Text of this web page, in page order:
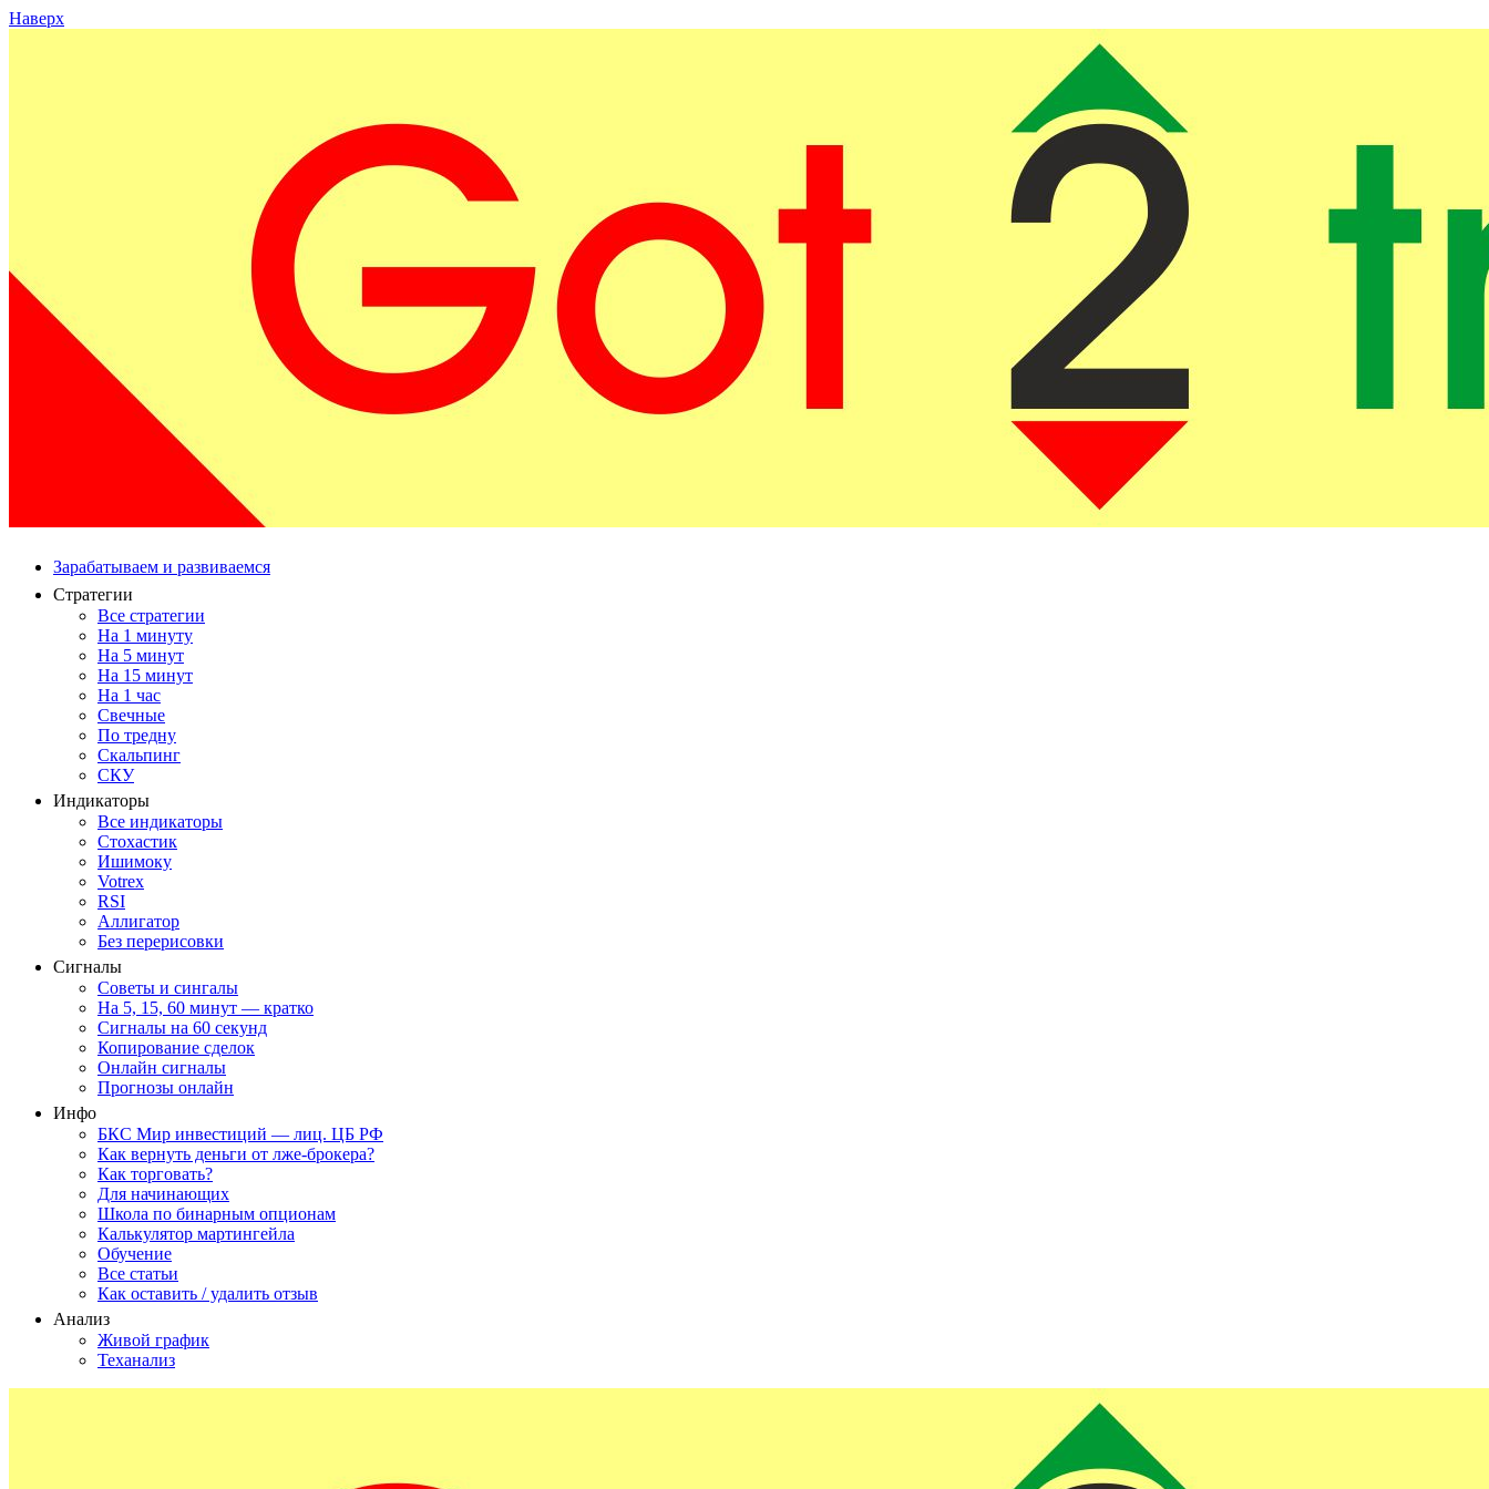
Наверх
Зарабатываем и развиваемся
Стратегии
Все стратегии
На 1 минуту
На 5 минут
На 15 минут
На 1 час
Свечные
По тредну
Скальпинг
СКУ
Индикаторы
Все индикаторы
Стохастик
Ишимоку
Votrex
RSI
Аллигатор
Без перерисовки
Сигналы
Советы и сингалы
На 5, 15, 60 минут — кратко
Сигналы на 60 секунд
Копирование сделок
Онлайн сигналы
Прогнозы онлайн
Инфо
БКС Мир инвестиций — лиц. ЦБ РФ
Как вернуть деньги от лже-брокера?
Как торговать?
Для начинающих
Школа по бинарным опционам
Калькулятор мартингейла
Обучение
Все статьи
Как оставить / удалить отзыв
Анализ
Живой график
Теханализ